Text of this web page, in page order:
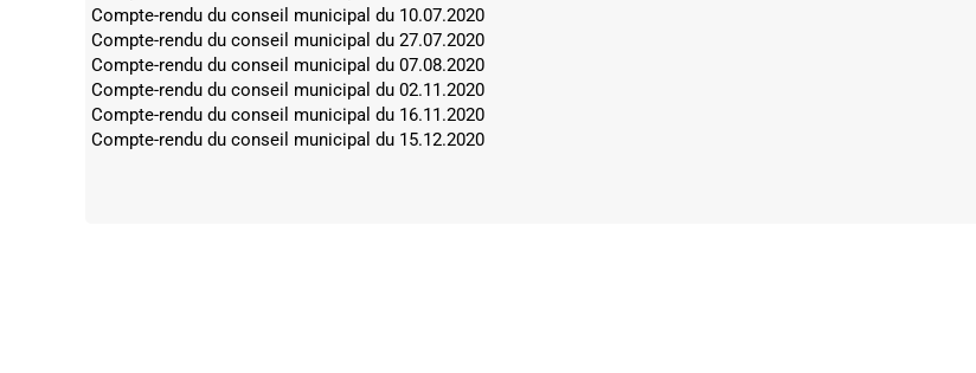
Compte-rendu du conseil municipal du 10.07.2020
Compte-rendu du conseil municipal du 27.07.2020
Compte-rendu du conseil municipal du 07.08.2020
Compte-rendu du conseil municipal du 02.11.2020
Compte-rendu du conseil municipal du 16.11.2020
Compte-rendu du conseil municipal du 15.12.2020